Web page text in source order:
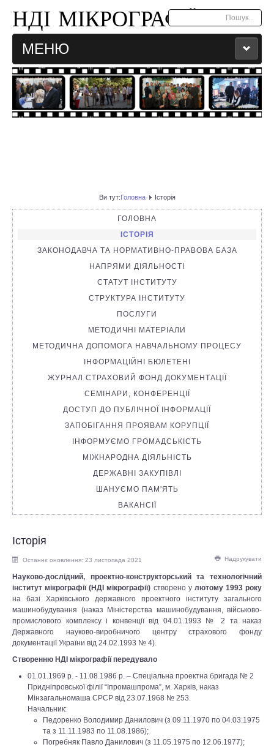
НДІ МІКРОГРАФІЇ
МЕНЮ
ГОЛОВНА
КОНТАКТИ
Ви тут:Головна Історія
ГОЛОВНА
ІСТОРІЯ
ЗАКОНОДАВЧА ТА НОРМАТИВНО-ПРАВОВА БАЗА
НАПРЯМИ ДІЯЛЬНОСТІ
СТАТУТ ІНСТИТУТУ
СТРУКТУРА ІНСТИТУТУ
ПОСЛУГИ
МЕТОДИЧНІ МАТЕРІАЛИ
МЕТОДИЧНА ДОПОМОГА НАВЧАЛЬНОМУ ПРОЦЕСУ
ІНФОРМАЦІЙНІ БЮЛЕТЕНІ
ЖУРНАЛ СТРАХОВИЙ ФОНД ДОКУМЕНТАЦІЇ
СЕМІНАРИ, КОНФЕРЕНЦІЇ
ДОСТУП ДО ПУБЛІЧНОЇ ІНФОРМАЦІЇ
ЗАПОБІГАННЯ ПРОЯВАМ КОРУПЦІЇ
ІНФОРМУЄМО ГРОМАДСЬКІСТЬ
МІЖНАРОДНА ДІЯЛЬНІСТЬ
ДЕРЖАВНІ ЗАКУПІВЛІ
ШАНУЄМО ПАМ'ЯТЬ
ВАКАНСІЇ
Історія
Надрукувати
Останнє оновлення: 23 листопада 2021
Науково-дослідний, проектно-конструкторський та технологічний
інститут мікрографії (НДІ мікрографії) створено у лютому 1993 року
на базі Харківського державного проектного інституту загального
машинобудування (наказ Міністерства машинобудування, військово-
промислового комплексу і конвенції від 04.01.1993 № 2 та наказ
Державного науково-виробничого центру страхового фонду
документації України від 24.02.1993 № 4).
Створенню НДІ мікрографії передувало
01.01.1969 р. - 11.08.1986 р. – Спеціальна проектна бригада № 2
Придніпровської філії “Іпромашпрома”, м. Харків, наказ
Мінзагальномаша СРСР від 23.07.1968 № 253.
Начальник:
Педоренко Володимир Данилович (з 09.11.1970 по 04.03.1975
та з 11.11.1983 по 11.08.1986);
Погребняк Павло Данилович (з 11.05.1975 по 12.06.1977);